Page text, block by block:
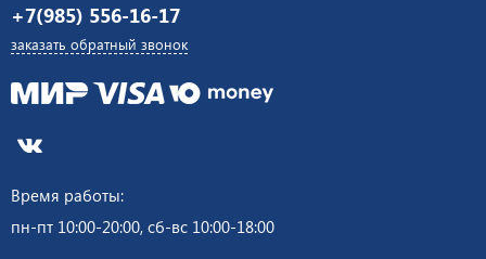
+7(985) 556-16-17
заказать обратный звонок
Время работы:
пн-пт 10:00-20:00, сб-вс 10:00-18:00